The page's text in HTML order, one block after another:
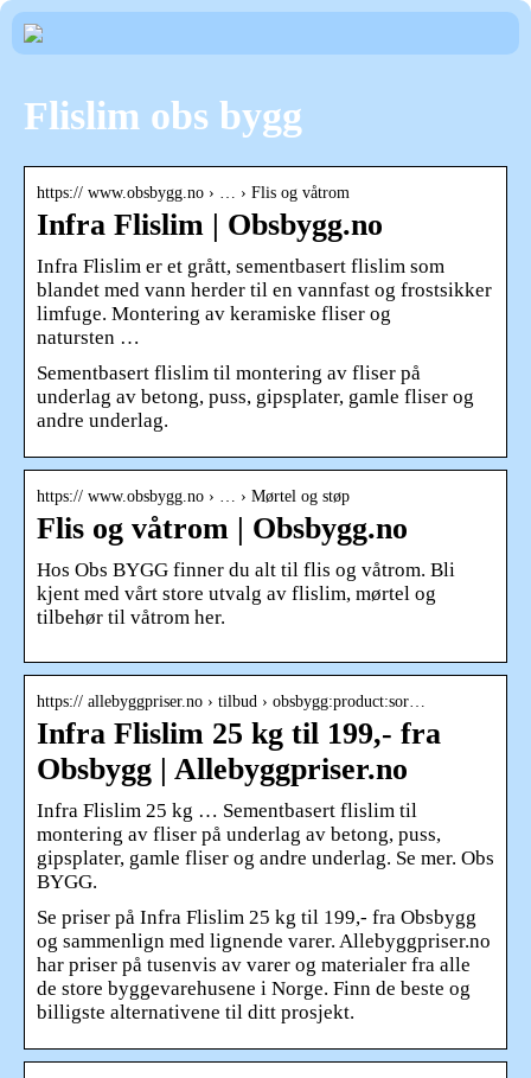
Flislim obs bygg
https:// www.obsbygg.no › … › Flis og våtrom
Infra Flislim | Obsbygg.no
Infra Flislim er et grått, sementbasert flislim som
blandet med vann herder til en vannfast og frostsikker
limfuge. Montering av keramiske fliser og
natursten …
Sementbasert flislim til montering av fliser på
underlag av betong, puss, gipsplater, gamle fliser og
andre underlag.
https:// www.obsbygg.no › … › Mørtel og støp
Flis og våtrom | Obsbygg.no
Hos Obs BYGG finner du alt til flis og våtrom. Bli
kjent med vårt store utvalg av flislim, mørtel og
tilbehør til våtrom her.
https:// allebyggpriser.no › tilbud › obsbygg:product:sor…
Infra Flislim 25 kg til 199,- fra
Obsbygg | Allebyggpriser.no
Infra Flislim 25 kg … Sementbasert flislim til
montering av fliser på underlag av betong, puss,
gipsplater, gamle fliser og andre underlag. Se mer. Obs
BYGG.
Se priser på Infra Flislim 25 kg til 199,- fra Obsbygg
og sammenlign med lignende varer. Allebyggpriser.no
har priser på tusenvis av varer og materialer fra alle
de store byggevarehusene i Norge. Finn de beste og
billigste alternativene til ditt prosjekt.